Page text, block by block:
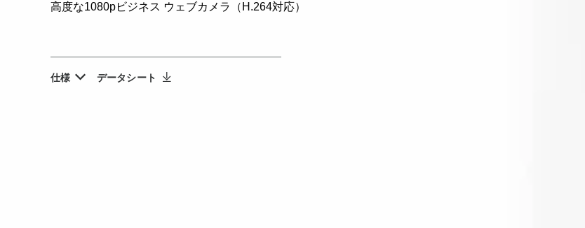
高度な1080pビジネス ウェブカメラ（H.264対応）
仕様 データシート